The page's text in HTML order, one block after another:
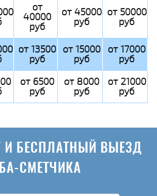
от
40000
руб
от 45000
руб
от 50000
руб
от 13500
руб
от 15000
руб
от 17000
руб
от 6500
руб
от 8000
руб
от 21000
руб
И БЕСПЛАТНЫЙ ВЫЕЗД
СМЕТЧИКА